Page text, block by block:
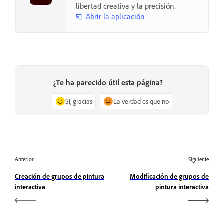
libertad creativa y la precisión.
Abrir la aplicación
¿Te ha parecido útil esta página?
Sí, gracias La verdad es que no
Anterior
Creación de grupos de pintura
interactiva
Siguiente
Modificación de grupos de
pintura interactiva